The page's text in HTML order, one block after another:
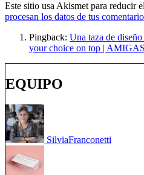
Este sitio usa Akismet para reducir
procesan los datos de tus
Pingback: Una taza de
your choice on top |
EQUIPO
SilviaFranconetti